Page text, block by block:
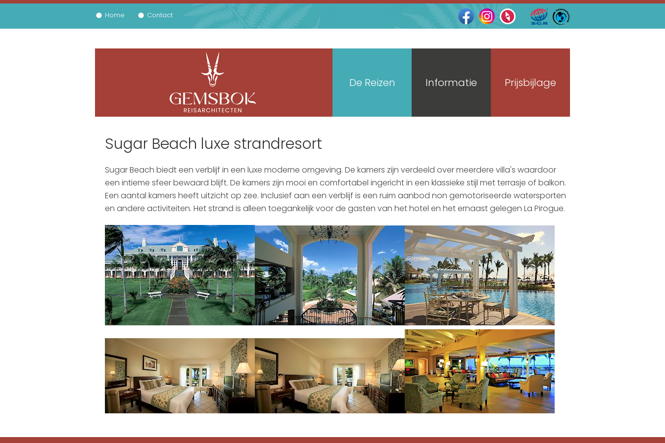
Home Contact
De Reizen Informatie Prijsbijlage
Sugar Beach luxe strandresort
Sugar Beach biedt een verblijf in een luxe moderne omgeving. De kamers zijn verdeeld over meerdere villa's waardoor
een intieme sfeer bewaard blijft. De kamers zijn mooi en comfortabel ingericht in een klassieke stijl met terrasje of balkon.
Een aantal kamers heeft uitzicht op zee. Inclusief aan een verblijf is een ruim aanbod non gemotoriseerde watersporten
en andere activiteiten. Het strand is alleen toegankelijk voor de gasten van het hotel en het ernaast gelegen La Pirogue.